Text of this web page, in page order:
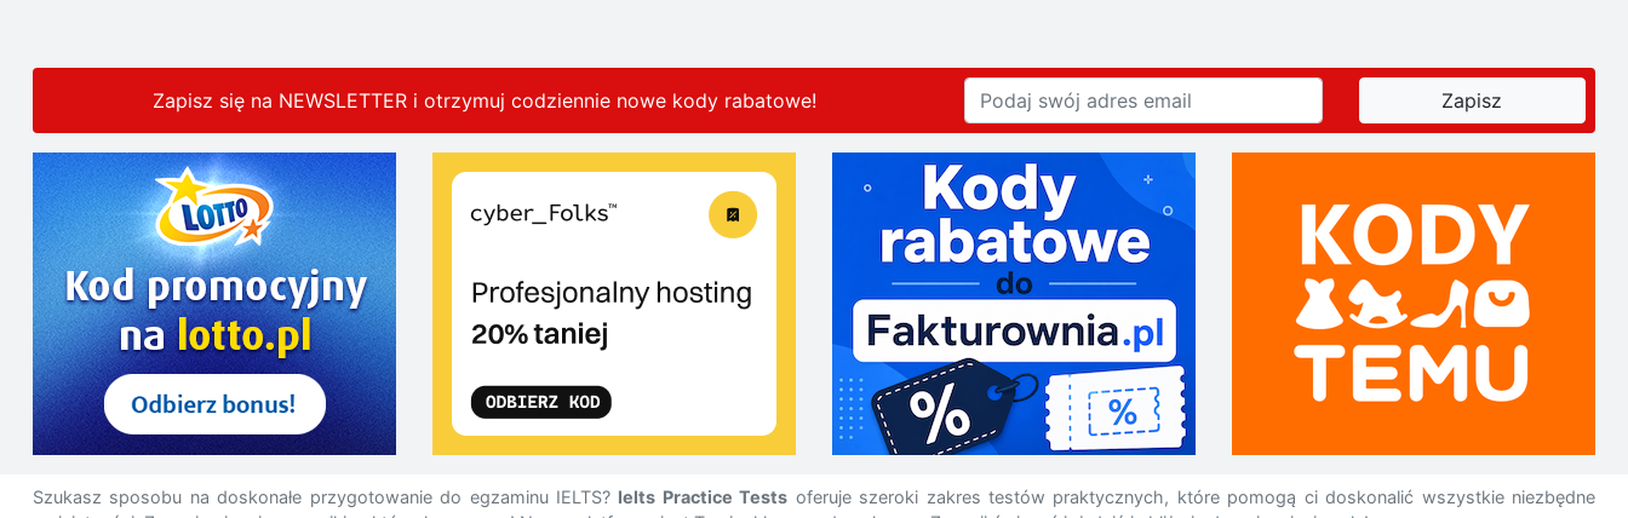
Zapisz się na NEWSLETTER i otrzymuj codziennie nowe kody rabatowe!
Szukasz sposobu na doskonałe przygotowanie do egzaminu IELTS? Ielts Practice Tests oferuje szeroki zakres testów praktycznych, które pomogą ci doskonalić wszystkie niezbędne